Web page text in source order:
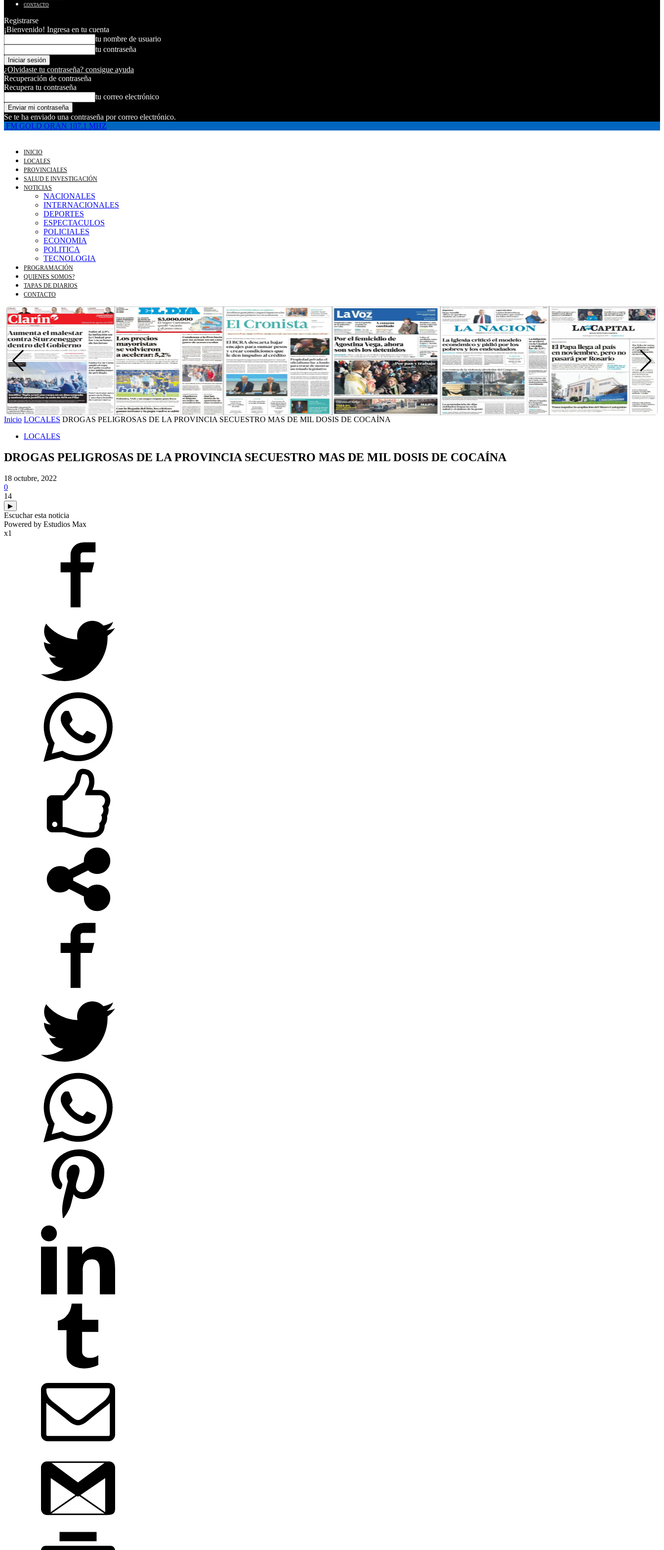
CONTACTO
Registrarse
¡Bienvenido! Ingresa en tu cuenta
tu nombre de usuario
tu contraseña
¿Olvidaste tu contraseña? consigue ayuda
Recuperación de contraseña
Recupera tu contraseña
tu correo electrónico
Se te ha enviado una contraseña por correo electrónico.
FM GOLD ORAN 107.1 MHZ
INICIO
LOCALES
PROVINCIALES
SALUD E INVESTIGACIÓN
NOTICIAS
NACIONALES
INTERNACIONALES
DEPORTES
ESPECTACULOS
POLICIALES
ECONOMIA
POLITICA
TECNOLOGIA
PROGRAMACIÓN
QUIENES SOMOS?
TAPAS DE DIARIOS
CONTACTO
Inicio LOCALES DROGAS PELIGROSAS DE LA PROVINCIA SECUESTRO MAS DE MIL DOSIS DE COCAÍNA
LOCALES
DROGAS PELIGROSAS DE LA PROVINCIA SECUESTRO MAS DE MIL DOSIS DE COCAÍNA
18 octubre, 2022
0
14
▶
Escuchar esta noticia
Powered by Estudios Max
x1